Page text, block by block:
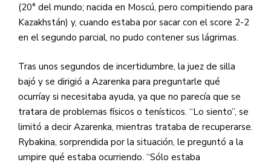
(20° del mundo; nacida en Moscú, pero compitiendo para
Kazakhstán) y, cuando estaba por sacar con el score 2-2
en el segundo parcial, no pudo contener sus lágrimas.
Tras unos segundos de incertidumbre, la juez de silla
bajó y se dirigió a Azarenka para preguntarle qué
ocurríay si necesitaba ayuda, ya que no parecía que se
tratara de problemas físicos o tenísticos. “Lo siento”, se
limitó a decir Azarenka, mientras trataba de recuperarse.
Rybakina, sorprendida por la situación, le preguntó a la
umpire qué estaba ocurriendo. “Sólo estaba